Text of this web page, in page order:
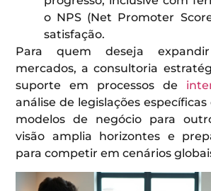
o NPS (Net Promoter
satisfação.
Para quem deseja
mercados, a consultoria
suporte em processos de
análise de legislações
modelos de negócio para
visão amplia horizontes e
para competir em cenários